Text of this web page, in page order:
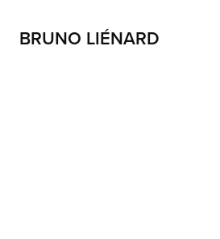
BRUNO LIÉNARD